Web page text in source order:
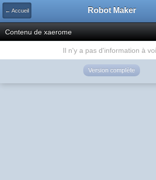
← Accueil Robot Maker
Contenu de xaerome
Il n'y a pas d'information à
Version complète